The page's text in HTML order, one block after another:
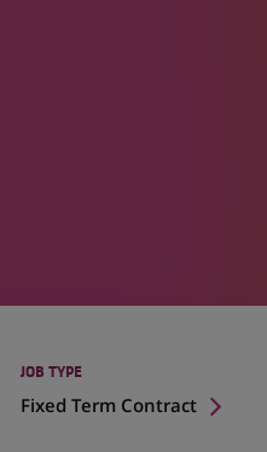
JOB TYPE
Fixed Term Contract